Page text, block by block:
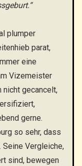
plumper
parat,
eine
Vizemeister
nicht gecancelt,
gerne.
so sehr, dass
Seine Vergleiche,
sind, bewegen